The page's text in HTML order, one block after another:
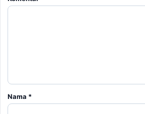
Simpan nama, email, dan situs web